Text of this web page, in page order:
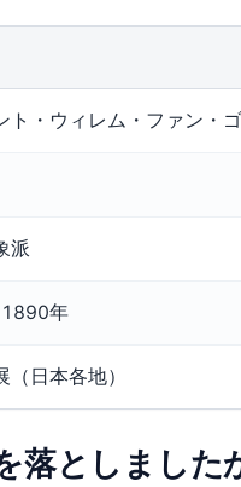
ト・ウィレム・ファン・
派
年
（日本各地）
落としました